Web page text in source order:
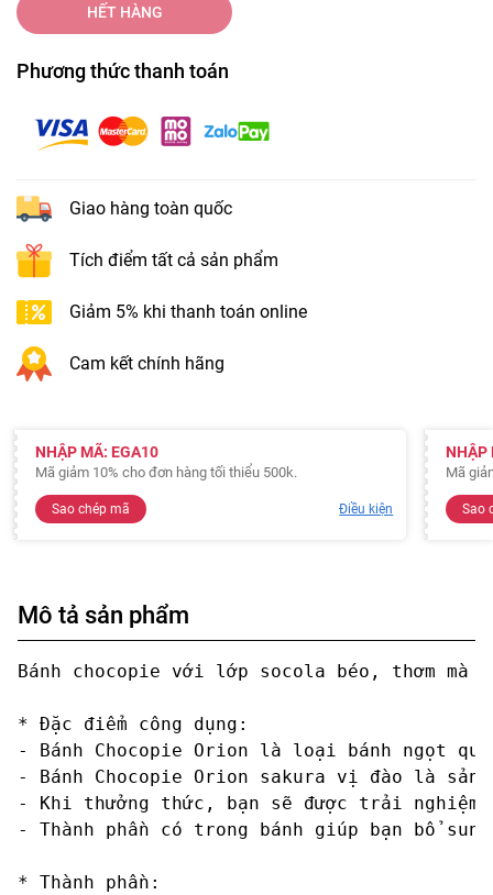
HẾT HÀNG
Phương thức thanh toán
Giao hàng toàn quốc
Tích điểm tất cả sản phẩm
Giảm 5% khi thanh toán online
Cam kết chính hãng
NHẬP MÃ: EGA10
Mã giảm 10% cho đơn hàng tối thiểu 500k.
Sao chép mã Điều kiện
NHẬP
Mã
Sao
Mô tả sản phẩm
Bánh chocopie với lớp socola béo, thơm
* Đặc điểm công dụng:
- Bánh Chocopie Orion là loại bánh ngọt
- Bánh Chocopie Orion sakura vị đào là
- Khi thưởng thức, bạn sẽ được trải nghiệm
- Thành phần có trong bánh giúp bạn bổ
* Thành phần: